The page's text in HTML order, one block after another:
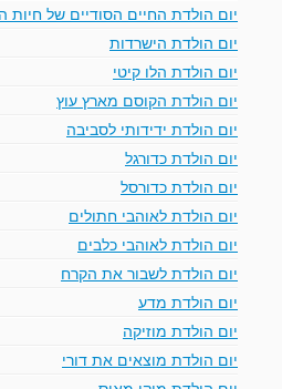
יום הולדת החיים הסודיים של
יום הולדת הישרדות
יום הולדת הלו קיטי
יום הולדת הקוסם מארץ עוץ
יום הולדת ידידותי לסביבה
יום הולדת כדורגל
יום הולדת כדורסל
יום הולדת לאוהבי חתולים
יום הולדת לאוהבי כלבים
יום הולדת לשבור את הקרח
יום הולדת מדע
יום הולדת מוזיקה
יום הולדת מוצאים את דורי